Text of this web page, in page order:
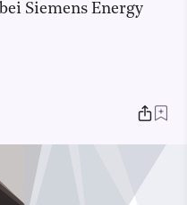
Siemens Energy